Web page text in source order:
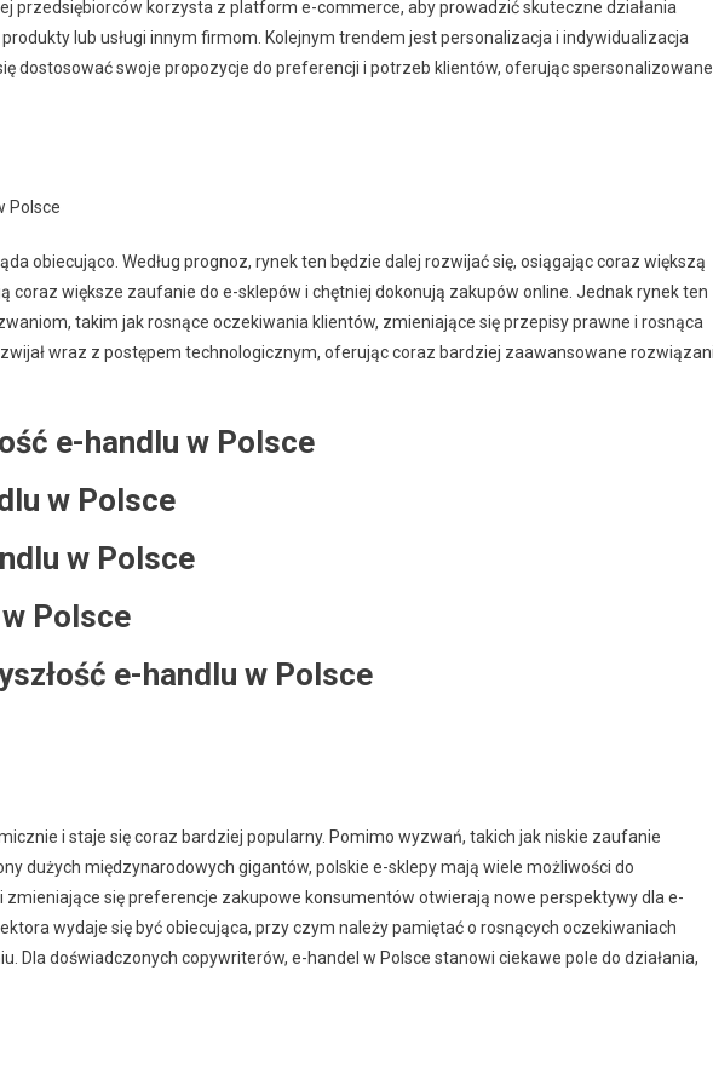
przedsiębiorców korzysta z platform e-commerce, aby prowadzić skuteczne działania
lub usługi innym firmom. Kolejnym trendem jest personalizacja i indywidualizacja
dostosować swoje propozycje do preferencji i potrzeb klientów, oferując spersonalizowane
Polsce
obiecująco. Według prognoz, rynek ten będzie dalej rozwijać się, osiągając coraz większą
coraz większe zaufanie do e-sklepów i chętniej dokonują zakupów online. Jednak rynek ten
takim jak rosnące oczekiwania klientów, zmieniające się przepisy prawne i rosnąca
wraz z postępem technologicznym, oferując coraz bardziej zaawansowane
e-handlu w Polsce
w Polsce
w Polsce
Polsce
e-handlu w Polsce
i staje się coraz bardziej popularny. Pomimo wyzwań, takich jak niskie zaufanie
dużych międzynarodowych gigantów, polskie e-sklepy mają wiele możliwości do
zmieniające się preferencje zakupowe konsumentów otwierają nowe perspektywy dla e-
wydaje się być obiecująca, przy czym należy pamiętać o rosnących oczekiwaniach
Dla doświadczonych copywriterów, e-handel w Polsce stanowi ciekawe pole do działania,